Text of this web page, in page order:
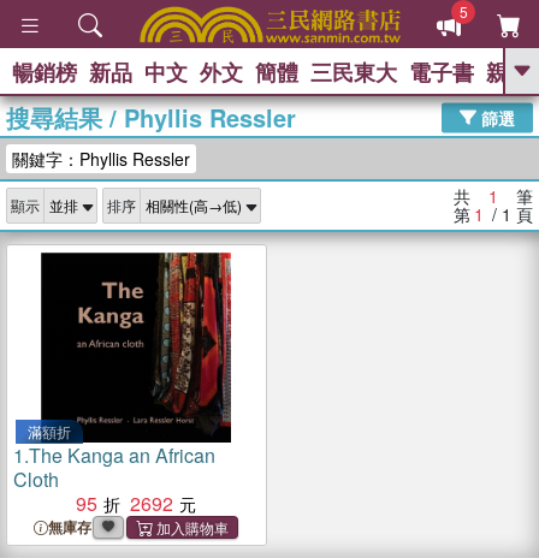
5
GO
暢銷榜 新品 中文 外文 簡體 三民東大 電子書 親子
搜尋結果/Phyllis Ressler
篩選
關鍵字：Phyllis Ressler
顯示 排序 共 1 筆
第 1 / 1 頁
滿額折
1.The Kanga an African
Cloth
95
2692
無庫存